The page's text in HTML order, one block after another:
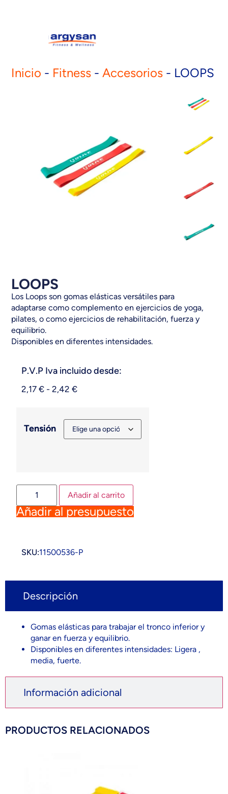
LOOPS
Los Loops son gomas elásticas versátiles para
adaptarse como complemento en ejercicios de yoga,
pilates, o como ejercicios de rehabilitación, fuerza y
equilibrio.
Disponibles en diferentes intensidades.
P.V.P Iva incluido desde:
2,17€ - 2,42€
Tensión
Añadir al carrito
Añadir al presupuesto
SKU:11500536-P
Inicio - Fitness -Accesorios - LOOPS
Descripción
Información adicional
Gomas elásticas para trabajar el tronco inferior y
ganar en fuerza y equilibrio.
Disponibles en diferentes intensidades: Ligera ,
media, fuerte.
PRODUCTOS RELACIONADOS